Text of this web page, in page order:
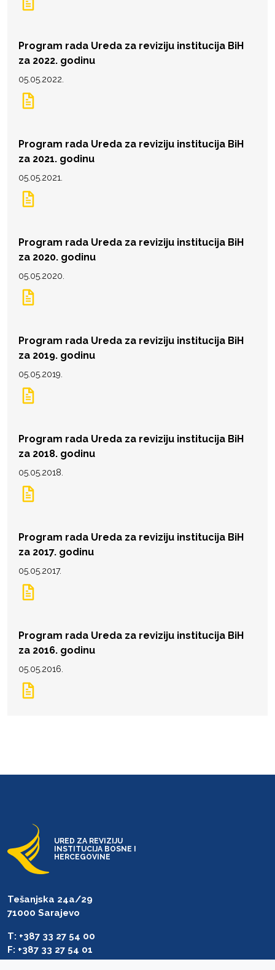
Program rada Ureda za reviziju institucija BiH
za 2022. godinu
05.05.2022.
Program rada Ureda za reviziju institucija BiH
za 2021. godinu
05.05.2021.
Program rada Ureda za reviziju institucija BiH
za 2020. godinu
05.05.2020.
Program rada Ureda za reviziju institucija BiH
za 2019. godinu
05.05.2019.
Program rada Ureda za reviziju institucija BiH
za 2018. godinu
05.05.2018.
Program rada Ureda za reviziju institucija BiH
za 2017. godinu
05.05.2017.
Program rada Ureda za reviziju institucija BiH
za 2016. godinu
05.05.2016.
URED ZA REVIZIJU
INSTITUCIJA BOSNE I
HERCEGOVINE
Tešanjska 24a/29
71000 Sarajevo
T: +387 33 27 54 00
F: +387 33 27 54 01